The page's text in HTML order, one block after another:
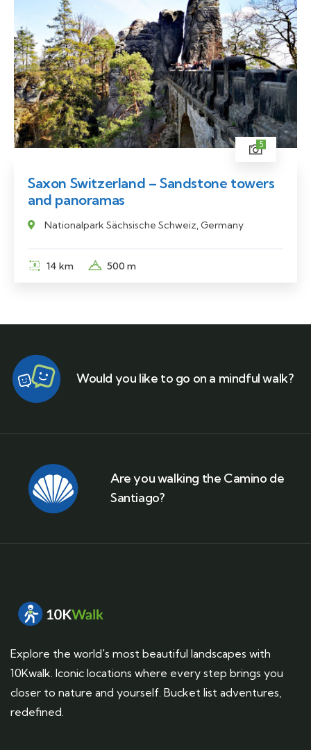
5
Saxon Switzerland – Sandstone towers
and panoramas
Nationalpark Sächsische Schweiz, Germany
14 km 500 m
Would you like to go on a mindful walk?
Are you walking the Camino de
Santiago?
Explore the world's most beautiful landscapes with
10Kwalk. Iconic locations where every step brings you
closer to nature and yourself. Bucket list adventures,
redefined.